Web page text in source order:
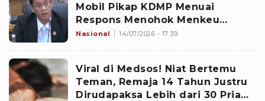
Mobil Pikap KDMP Menuai
Respons Menohok Menkeu
Purbaya
Nasional 14/07/2026 - 17:39
Viral di Medsos! Niat Bertemu
Teman, Remaja 14 Tahun Justru
Dirudapaksa Lebih dari 30 Pria